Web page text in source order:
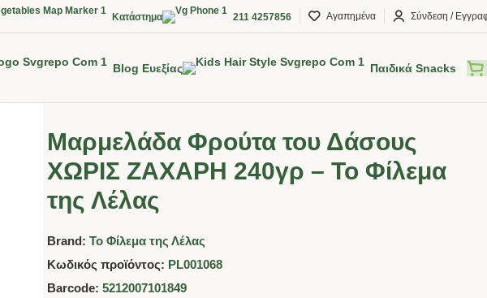
Κατάστημα 211 4257856 Αγαπημένα Σύνδεση /
Blog Ευεξίας Παιδικά Snacks
Μαρμελάδα Φρούτα του Δάσους
ΧΩΡΙΣ ΖΑΧΑΡΗ 240γρ – Το Φίλεμα
της Λέλας
Brand:Το Φίλεμα της Λέλας
Κωδικός προϊόντος: PL001068
Barcode:5212007101849